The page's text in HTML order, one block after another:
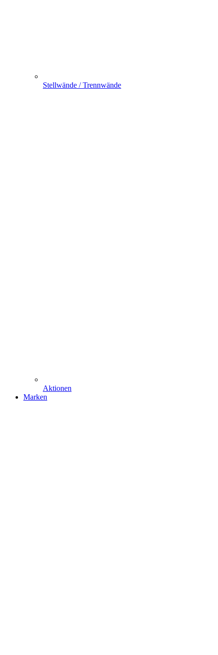
Stellwände / Trennwände
Aktionen
Marken